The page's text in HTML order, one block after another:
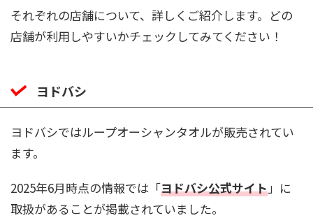
それぞれの店舗について、詳しくご紹介します。どの
店舗が利用しやすいかチェックしてみてください！
ヨドバシ
ヨドバシではループオーシャンタオルが販売されてい
ます。
2025年6月時点の情報では「ヨドバシ公式サイト」に
取扱があることが掲載されていました。